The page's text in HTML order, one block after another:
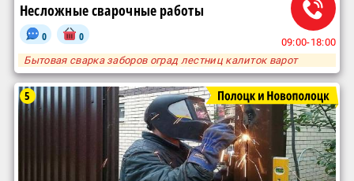
Несложные сварочные работы
0 0
09:00-18:00
Бытовая сварка заборов оград лестниц калиток варот
5